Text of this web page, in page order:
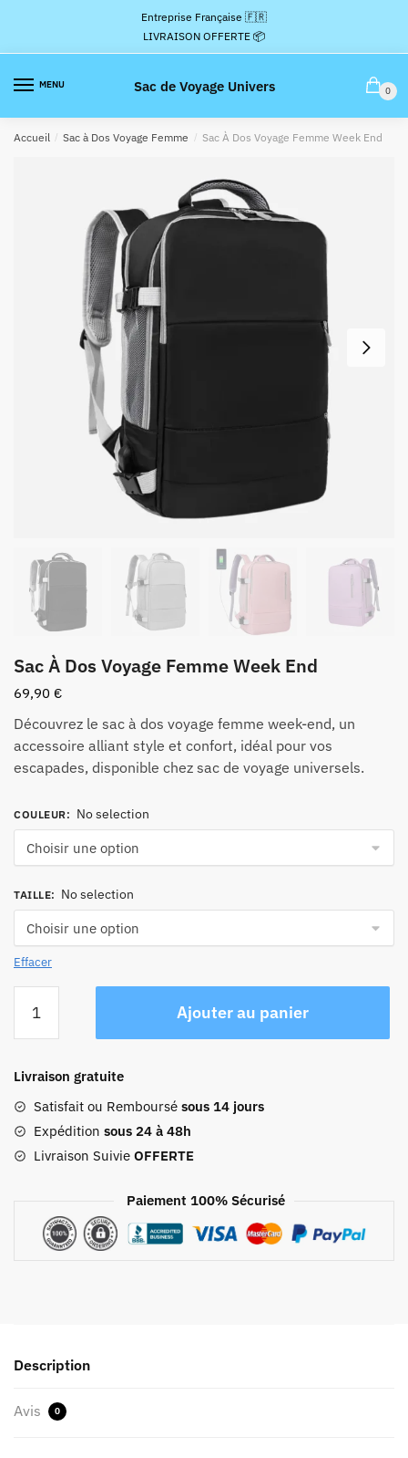
la
navigation
contenu
Entreprise Française 🇫🇷
LIVRAISON OFFERTE 📦
MENU Sac de Voyage Univers 0
Accueil / Sac à Dos Voyage Femme / Sac À Dos Voyage Femme Week End
Sac À Dos Voyage Femme Week End
69,90 €
Découvrez le sac à dos voyage femme week-end, un
accessoire alliant style et confort, idéal pour vos
escapades, disponible chez sac de voyage universels.
COULEUR: No selection
TAILLE: No selection
Effacer
Sac
Dos
Voyage
Femme
Week
Ajouter au panier
Livraison gratuite
Satisfait ou Remboursé sous 14 jours
Expédition sous 24 à 48h
Livraison Suivie OFFERTE
Paiement 100% Sécurisé
Description
Avis 0